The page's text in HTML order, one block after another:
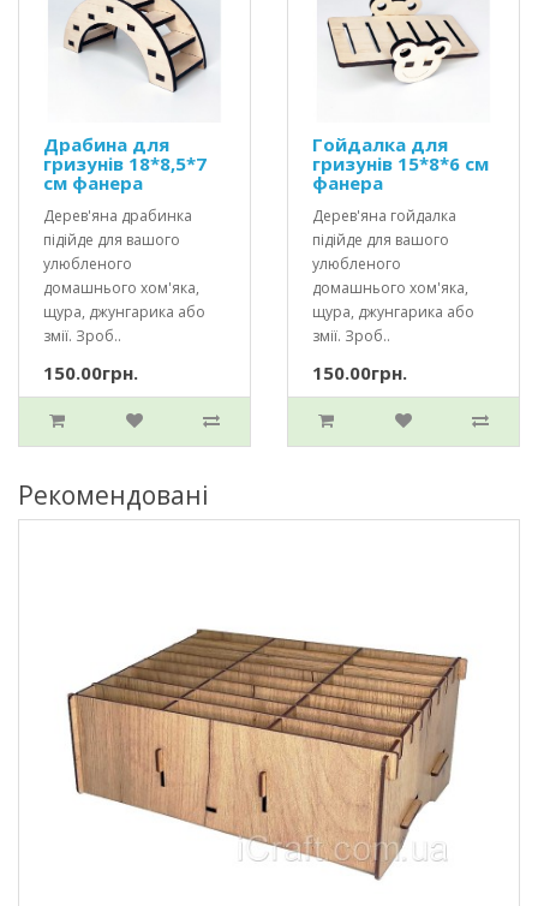
Драбина для
гризунів 18*8,5*7
см фанера
Дерев'яна драбинка
підійде для вашого
улюбленого
домашнього хом'яка,
щура, джунгарика або
змії. Зроб..
150.00грн.
Гойдалка для
гризунів 15*8*6 см
фанера
Дерев'яна гойдалка
підійде для вашого
улюбленого
домашнього хом'яка,
щура, джунгарика або
змії. Зроб..
150.00грн.
Рекомендовані